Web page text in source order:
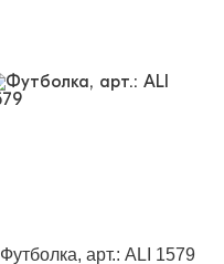
Футболка, арт.: ALI 1579